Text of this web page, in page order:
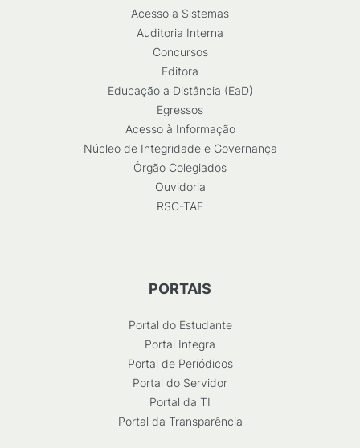
Acesso a Sistemas
Auditoria Interna
Concursos
Editora
Educação a Distância (EaD)
Egressos
Acesso à Informação
Núcleo de Integridade e Governança
Órgão Colegiados
Ouvidoria
RSC-TAE
PORTAIS
Portal do Estudante
Portal Integra
Portal de Periódicos
Portal do Servidor
Portal da TI
Portal da Transparência